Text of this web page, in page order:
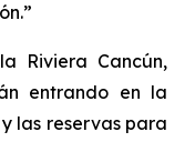
Riviera Cancún,
entrando en la
las reservas para